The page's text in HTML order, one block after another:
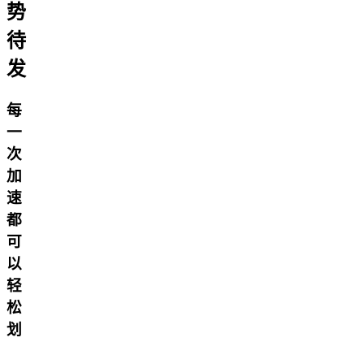
势
待
发
每
一
次
加
速
都
可
以
轻
松
划